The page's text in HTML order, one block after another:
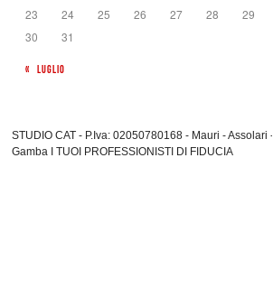
« LUGLIO
23
24 25 26 27 28
29
30
31
STUDIO CAT - P.Iva: 02050780168 - Mauri - Assolari -
Gamba I TUOI PROFESSIONISTI DI FIDUCIA